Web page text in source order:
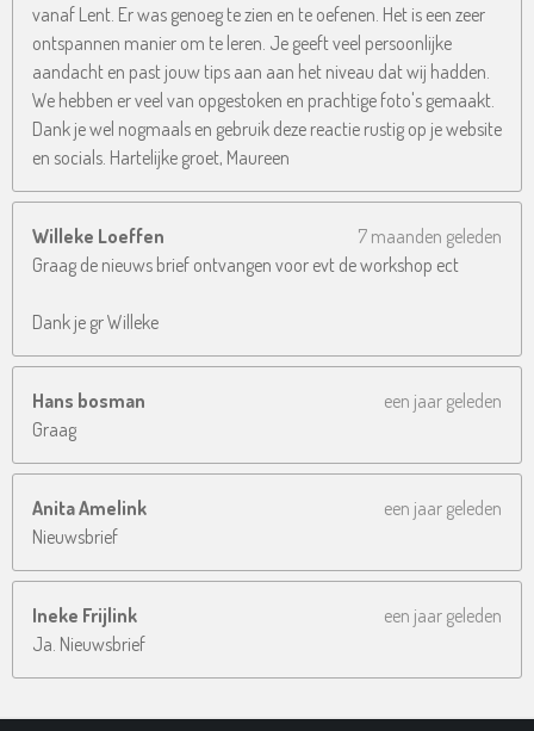
vanaf Lent. Er was genoeg te zien en te oefenen. Het is een zeer
ontspannen manier om te leren. Je geeft veel persoonlijke
aandacht en past jouw tips aan aan het niveau dat wij hadden.
We hebben er veel van opgestoken en prachtige foto's gemaakt.
Dank je wel nogmaals en gebruik deze reactie rustig op je website
en socials. Hartelijke groet, Maureen
Willeke Loeffen
7 maanden geleden
Graag de nieuws brief ontvangen voor evt de workshop ect
Dank je gr Willeke
Hans bosman
een jaar geleden
Graag
Anita Amelink
een jaar geleden
Nieuwsbrief
Ineke Frijlink
een jaar geleden
Ja. Nieuwsbrief